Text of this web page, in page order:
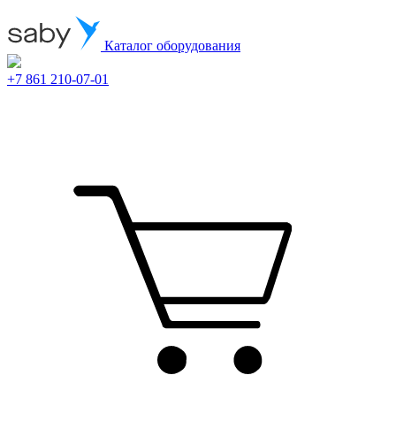
Каталог оборудования
+7 861 210-07-01